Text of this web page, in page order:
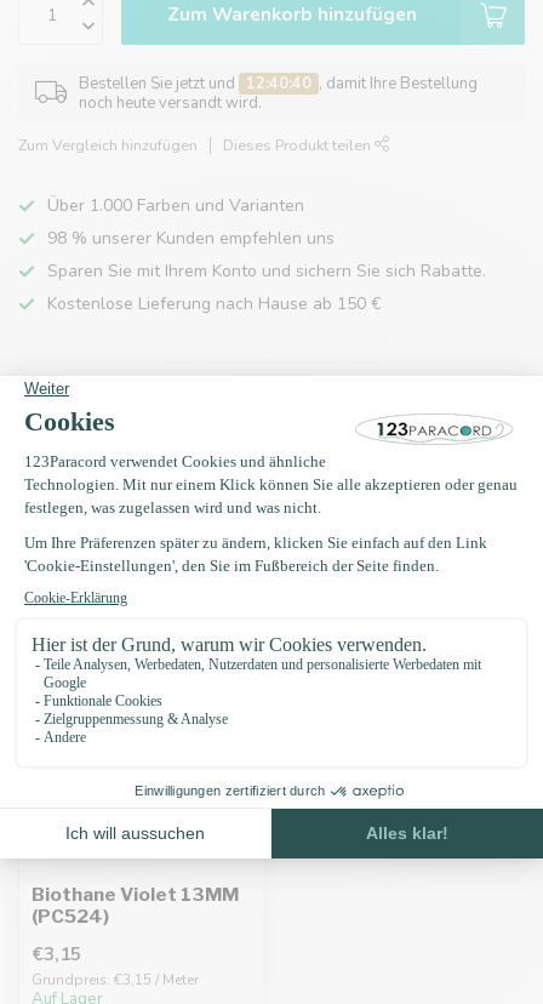
Zum Warenkorb hinzufügen
Bestellen Sie jetzt und 12:40:40 , damit Ihre Bestellung
noch heute versandt wird.
Zum Vergleich hinzufügen Dieses Produkt teilen
Über 1.000 Farben und Varianten
98 % unserer Kunden empfehlen uns
Sparen Sie mit Ihrem Konto und sichern Sie sich Rabatte.
Kostenlose Lieferung nach Hause ab 150 €
Produktbeschreibung
Eigenschaften
Zuletzt angesehen
Biothane Violet 13MM
(PC524)
€3,15
Grundpreis: €3,15 / Meter
Auf Lager